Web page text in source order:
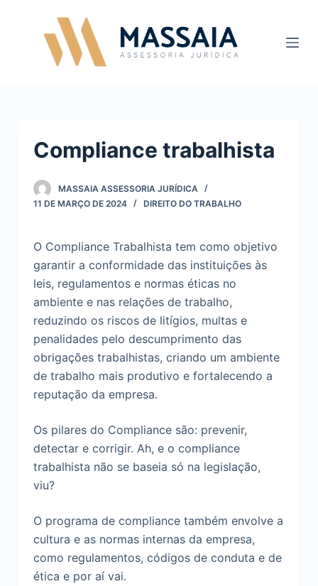
Compliance trabalhista
MASSAIA ASSESSORIA JURÍDICA
11 DE MARÇO DE 2024
DIREITO DO TRABALHO
O Compliance Trabalhista tem como objetivo
garantir a conformidade das instituições às
leis, regulamentos e normas éticas no
ambiente e nas relações de trabalho,
reduzindo os riscos de litígios, multas e
penalidades pelo descumprimento das
obrigações trabalhistas, criando um ambiente
de trabalho mais produtivo e fortalecendo a
reputação da empresa.
Os pilares do Compliance são: prevenir,
detectar e corrigir. Ah, e o compliance
trabalhista não se baseia só na legislação,
viu?
O programa de compliance também envolve a
cultura e as normas internas da empresa,
como regulamentos, códigos de conduta e de
ética e por aí vai.